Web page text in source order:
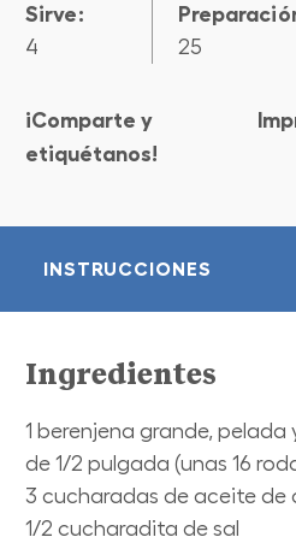
Sirve:
4
25
¡Comparte y
etiquétanos!
INSTRUCCIONES
Ingredientes
1 berenjena grande,
de 1/2 pulgada (unas 16
3 cucharadas de aceite de
1/2 cucharadita de sal